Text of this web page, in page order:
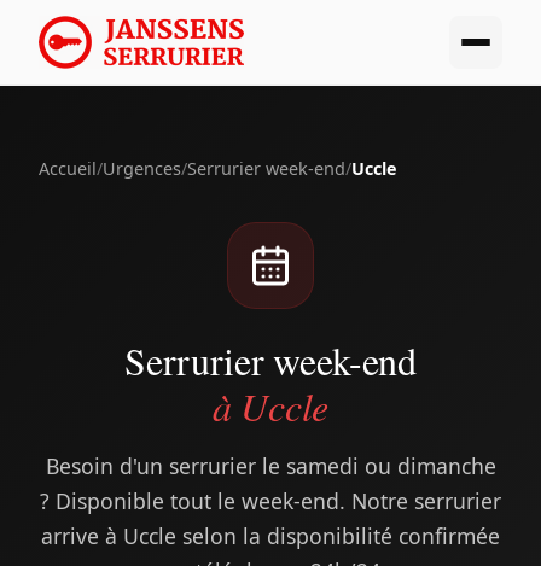
Accueil/Urgences/Serrurier week-end/Uccle
Serrurier week-end
à Uccle
Besoin d'un serrurier le samedi ou dimanche
? Disponible tout le week-end. Notre serrurier
arrive à Uccle selon la disponibilité confirmée